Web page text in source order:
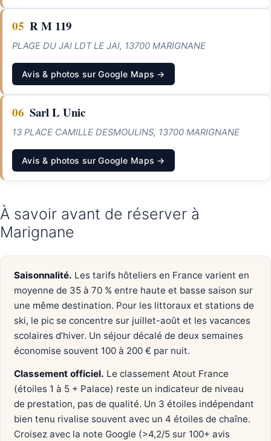
05 R M 119
PLAGE DU JAI LDT LE JAI, 13700 MARIGNANE
Avis & photos sur Google Maps →
06 Sarl L Unic
13 PLACE CAMILLE DESMOULINS, 13700 MARIGNANE
Avis & photos sur Google Maps →
À savoir avant de réserver à
Marignane
Saisonnalité. Les tarifs hôteliers en France varient en
moyenne de 35 à 70 % entre haute et basse saison sur
une même destination. Pour les littoraux et stations de
ski, le pic se concentre sur juillet-août et les vacances
scolaires d’hiver. Un séjour décalé de deux semaines
économise souvent 100 à 200 € par nuit.
Classement officiel. Le classement Atout France
(étoiles 1 à 5 + Palace) reste un indicateur de niveau
de prestation, pas de qualité. Un 3 étoiles indépendant
bien tenu rivalise souvent avec un 4 étoiles de chaîne.
Croisez avec la note Google (>4,2/5 sur 100+ avis